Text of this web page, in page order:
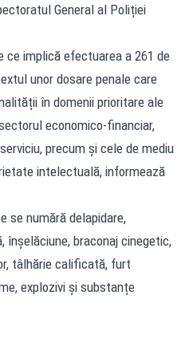
General al Poliției
ce implică efectuarea a 261 de
unor dosare penale care
în domenii prioritare ale
economico-financiar,
precum și cele de mediu
intelectuală, informează
se numără delapidare,
înșelăciune, braconaj cinegetic,
tâlhărie calificată, furt
explozivi și substanțe